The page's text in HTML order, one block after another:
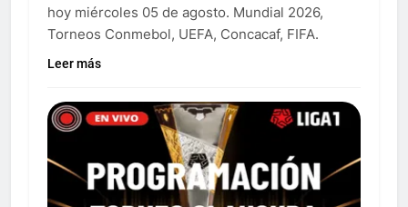
hoy miércoles 05 de agosto. Mundial 2026,
Torneos Conmebol, UEFA, Concacaf, FIFA.
Leer más